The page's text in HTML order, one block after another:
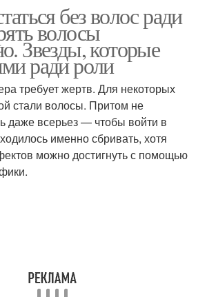
без волос ради
волосы
Звезды, которые
ради роли
требует жертв. Для некоторых
стали волосы. Притом не
даже всерьез — чтобы войти в
именно сбривать, хотя
можно достигнуть с помощью